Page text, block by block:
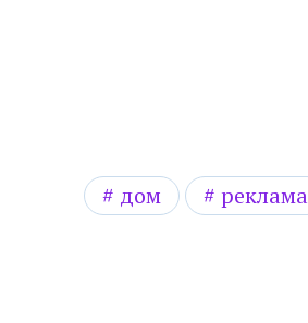
дом реклама